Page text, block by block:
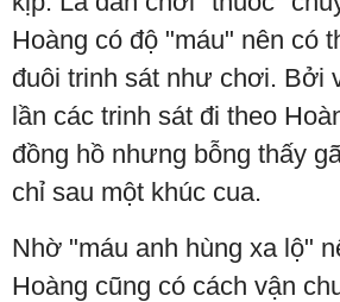
Hoàng có độ "máu" nên có
đuôi trinh sát như chơi. Bởi
lần các trinh sát đi theo
đồng hồ nhưng bỗng thấy
chỉ sau một khúc cua.
Nhờ "máu anh hùng xa lộ"
Hoàng cũng có cách vận